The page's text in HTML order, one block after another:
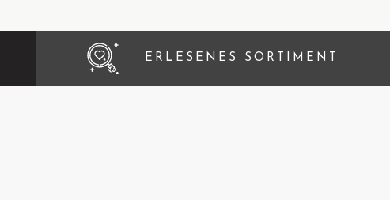
ERLESENES SORTIMENT